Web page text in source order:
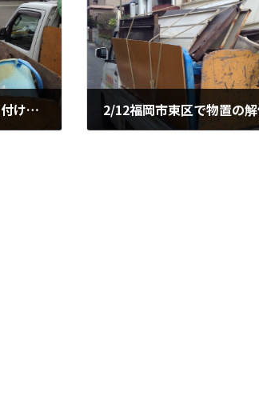
2/10福岡市東区で不用品・ゴミの片付け＆処分♪